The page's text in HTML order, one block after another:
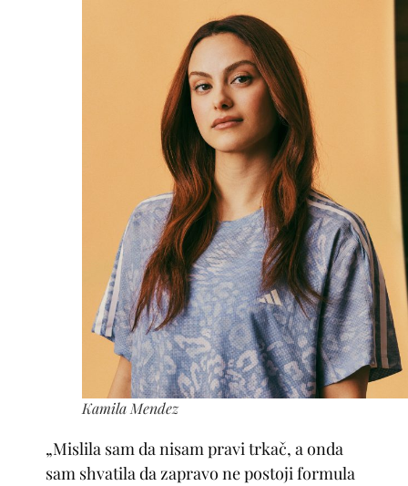
Kamila Mendez
„Mislila sam da nisam pravi trkač, a onda
sam shvatila da zapravo ne postoji formula